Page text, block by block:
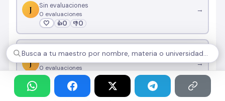
J
Sin evaluaciones
0 evaluaciones
🤍 👍0 👎0
→
J
Javier Gerardo Flores Ortiz
0 evaluaciones
🤍 👍0 👎0
→